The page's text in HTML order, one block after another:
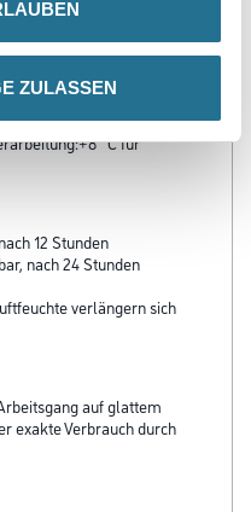
ZULASSEN
an
°C für
12 Stunden
nach 24 Stunden
verlängern sich
auf glattem
exakte Verbrauch durch